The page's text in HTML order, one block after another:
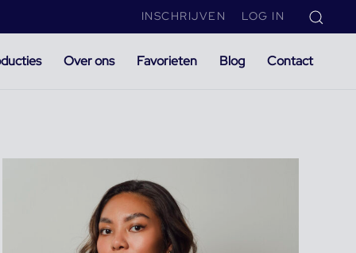
INSCHRIJVEN LOG IN
Over ons Favorieten Blog Contact